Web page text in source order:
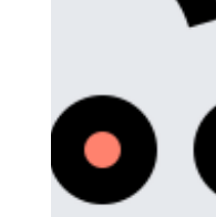
Azure Virtual
💡Quick
segurança
Com o Azure AD
Conditional Access baseado em: Localização